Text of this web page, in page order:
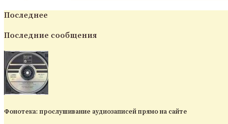
Последнее
Последние сообщения
Фонотека: прослушивание аудиозаписей прямо на сайте